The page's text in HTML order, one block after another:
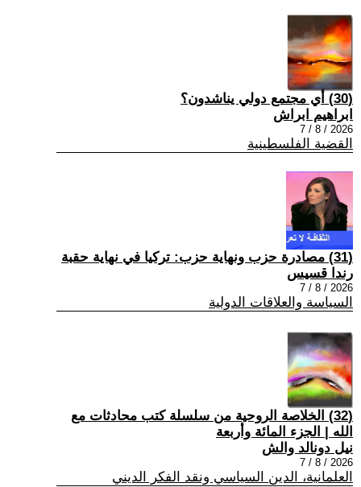
(30) أي مجتمع دولي يناشدون؟
ابراهيم ابراش
2026 / 8 / 7
القضية الفلسطينية
(31) مصادرة حزب ونهاية حزب: تركيا في نهاية حقبة
رندا قسيس
2026 / 8 / 7
السياسة والعلاقات الدولية
(32) الخلاصة الروحية من سلسلة كتب محادثات مع
الله | الجزء المائة وأربعة
نيل دونالد والش
2026 / 8 / 7
العلمانية، الدين السياسي ونقد الفكر الديني